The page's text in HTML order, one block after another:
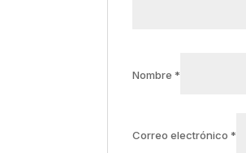
Nombre *
Correo electrónico *